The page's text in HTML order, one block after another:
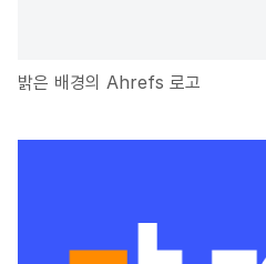
밝은 배경의 Ahrefs 로고